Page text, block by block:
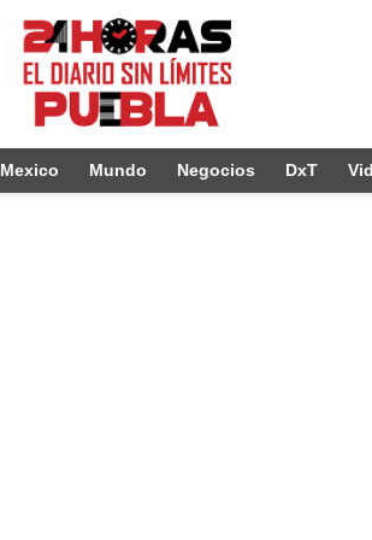
Mexico Mundo Negocios DxT